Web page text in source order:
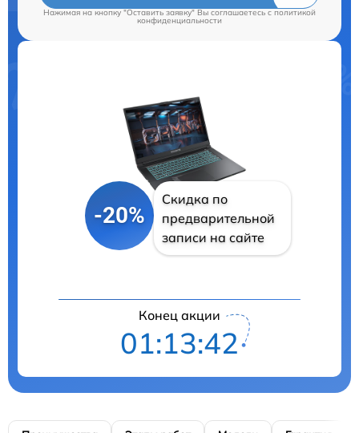
Нажимая на кнопку "Оставить заявку" Вы соглашаетесь cполитикой
конфиденциальности
-20%
Скидка по
предварительной
записи на сайте
Конец акции
01:13:41